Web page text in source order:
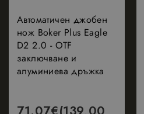
Автоматичен джобен
нож Boker Plus Eagle
D2 2.0 - OTF
заключване и
алуминиева дръжка